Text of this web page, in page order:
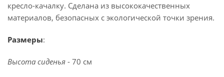
кресло-качалку. Сделана из высококачественных
материалов, безопасных с экологической точки зрения.
Размеры:
Высота сиденья - 70 см